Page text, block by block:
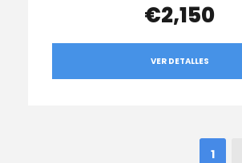
€2,150
VER DETALLES
1